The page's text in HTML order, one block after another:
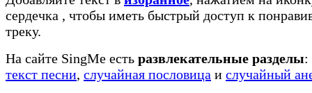
сердечка , чтобы иметь быстрый доступ к
треку.
На сайте SingMe есть развлекательные разделы:
текст песни, случайная пословица и случайный